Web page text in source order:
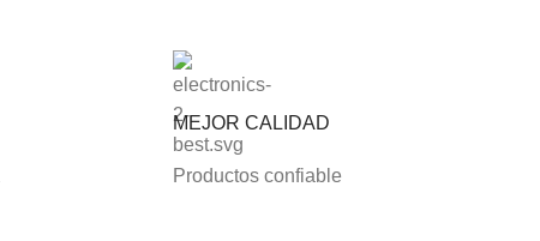
MEJOR CALIDAD
Productos confiable